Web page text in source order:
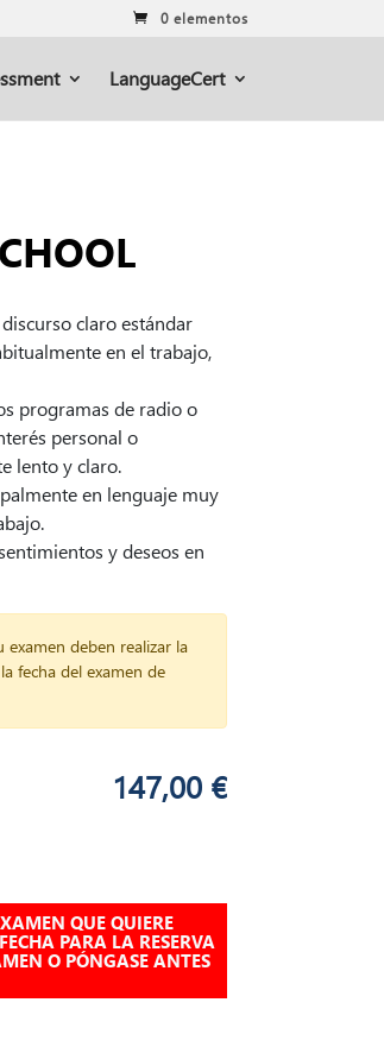
0 elementos
LanguageCert
claro estándar
en el trabajo,
programas de radio o
personal o
lento y claro.
en lenguaje muy
y deseos en
deben realizar la
fecha del examen de
147,00 €
QUE QUIERE
PARA LA RESERVA
O PÓNGASE ANTES